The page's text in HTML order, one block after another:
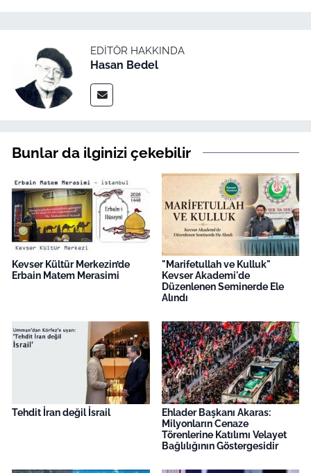
EDITÖR HAKKINDA
Hasan Bedel
Bunlar da ilginizi çekebilir
Kevser Kültür Merkezin’de
Erbain Matem Merasimi
"Marifetullah ve Kulluk"
Kevser Akademi'de
Düzenlenen Seminerde Ele
Alındı
Tehdit İran değil İsrail
Ehlader Başkanı Akaras:
Milyonların Cenaze
Törenlerine Katılımı Velayet
Bağlılığının Göstergesidir